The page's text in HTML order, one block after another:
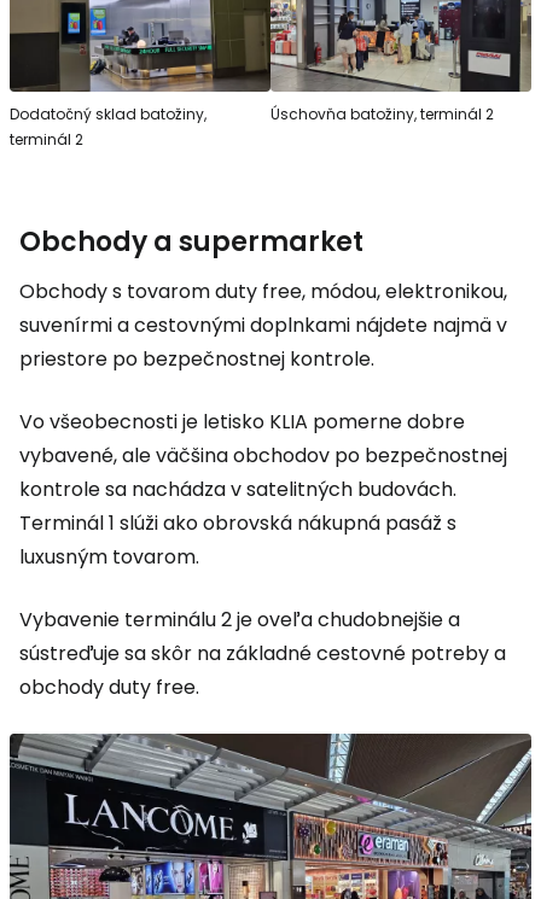
Dodatočný sklad batožiny,
terminál 2
Úschovňa batožiny, terminál 2
Obchody a supermarket
Obchody s tovaromduty free, módou, elektronikou,
suvenírmi a cestovnými doplnkami nájdete najmä v
priestore po bezpečnostnej kontrole.
Vo všeobecnosti je letisko KLIA pomerne dobre
vybavené, ale väčšina obchodov po bezpečnostnej
kontrole sa nachádza v satelitných budovách.
Terminál 1 slúži ako obrovská nákupná pasáž s
luxusným tovarom.
Vybavenie terminálu 2 je oveľa chudobnejšie a
sústreďuje sa skôr na základné cestovné potreby a
obchodyduty free.